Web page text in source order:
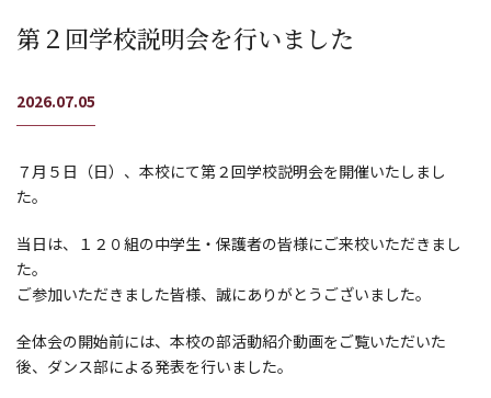
第２回学校説明会を行いました
2026.07.05
７月５日（日）、本校にて第２回学校説明会を開催いたしまし
た。
当日は、１２０組の中学生・保護者の皆様にご来校いただきまし
た。
ご参加いただきました皆様、誠にありがとうございました。
全体会の開始前には、本校の部活動紹介動画をご覧いただいた
後、ダンス部による発表を行いました。